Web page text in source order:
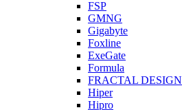
FSP
GMNG
Gigabyte
Foxline
ExeGate
Formula
FRACTAL DESIGN
Hiper
Hipro